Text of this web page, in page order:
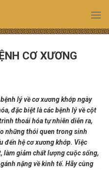
CƠ XƯƠNG
lý về cơ xương khớp ngày
đặc biệt là các bệnh lý về cột
thoái hóa tự nhiên diễn ra,
những thói quen trong sinh
đến hệ cơ xương khớp. Việc
làm giảm chất lượng cuộc sống,
nặng về kinh tế. Hãy cùng